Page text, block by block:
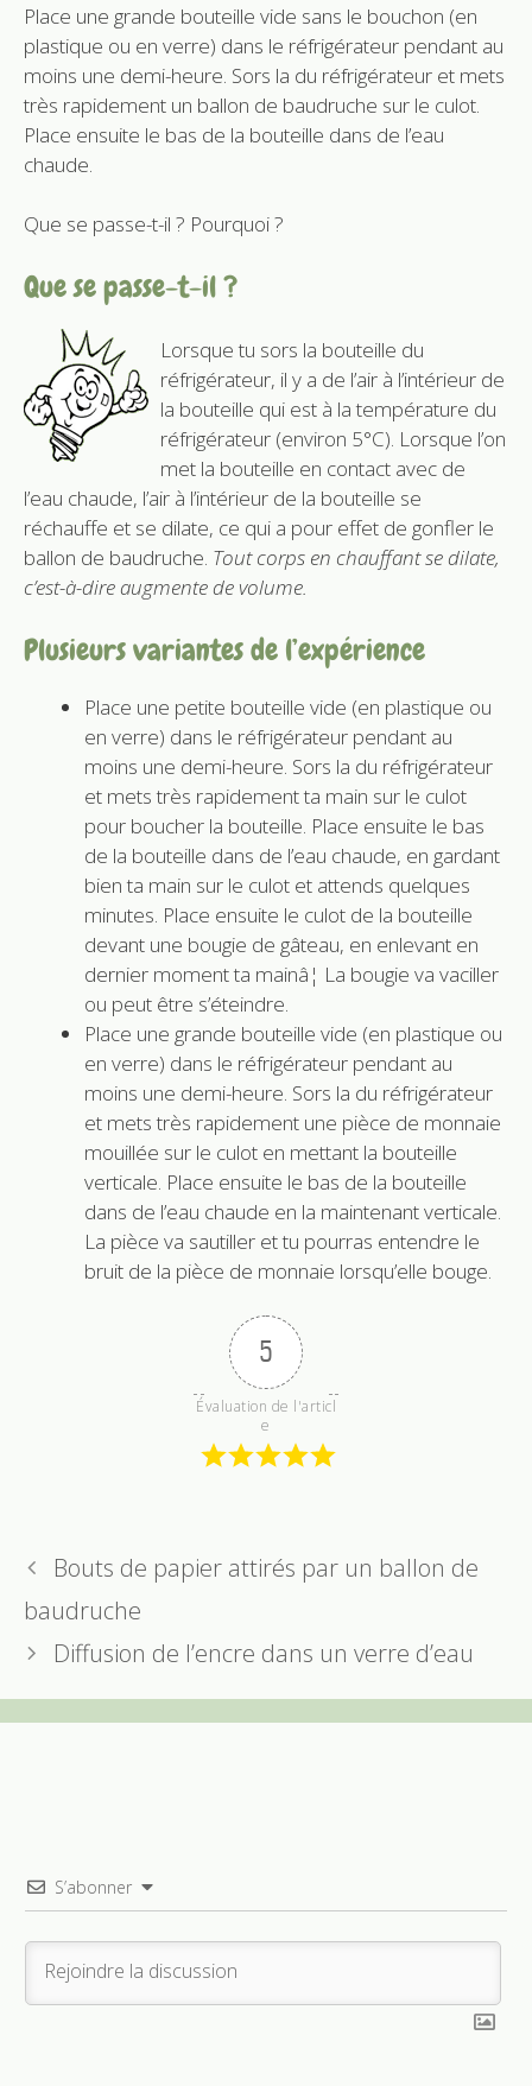
Place une grande bouteille vide sans le bouchon (en
plastique ou en verre) dans le réfrigérateur pendant au
moins une demi-heure. Sors la du réfrigérateur et mets
très rapidement un ballon de baudruche sur le culot.
Place ensuite le bas de la bouteille dans de l’eau
chaude.
Que se passe-t-il ? Pourquoi ?
Que se passe-t-il ?
Lorsque tu sors la bouteille du
réfrigérateur, il y a de l’air à l’intérieur de
la bouteille qui est à la température du
réfrigérateur (environ 5°C). Lorsque l’on
met la bouteille en contact avec de
l’eau chaude, l’air à l’intérieur de la bouteille se
réchauffe et se dilate, ce qui a pour effet de gonfler le
ballon de baudruche. Tout corps en chauffant se dilate,
c’est-à-dire augmente de volume.
Plusieurs variantes de l’expérience
Place une petite bouteille vide (en plastique ou
en verre) dans le réfrigérateur pendant au
moins une demi-heure. Sors la du réfrigérateur
et mets très rapidement ta main sur le culot
pour boucher la bouteille. Place ensuite le bas
de la bouteille dans de l’eau chaude, en gardant
bien ta main sur le culot et attends quelques
minutes. Place ensuite le culot de la bouteille
devant une bougie de gâteau, en enlevant en
dernier moment ta mainâ¦ La bougie va vaciller
ou peut être s’éteindre.
Place une grande bouteille vide (en plastique ou
en verre) dans le réfrigérateur pendant au
moins une demi-heure. Sors la du réfrigérateur
et mets très rapidement une pièce de monnaie
mouillée sur le culot en mettant la bouteille
verticale. Place ensuite le bas de la bouteille
dans de l’eau chaude en la maintenant verticale.
La pièce va sautiller et tu pourras entendre le
bruit de la pièce de monnaie lorsqu’elle bouge.
5
Évaluation de l'articl
e
Bouts de papier attirés par un ballon de
baudruche
Diffusion de l’encre dans un verre d’eau
S’abonner